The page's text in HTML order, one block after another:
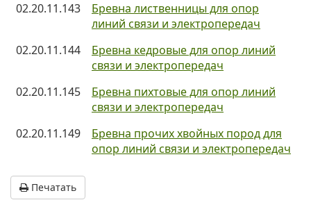
02.20.11.143
Бревна лиственницы для опор
линий связи и электропередач
02.20.11.144
Бревна кедровые для опор линий
связи и электропередач
02.20.11.145
Бревна пихтовые для опор линий
связи и электропередач
02.20.11.149
Бревна прочих хвойных пород для
опор линий связи и электропередач
Печатать